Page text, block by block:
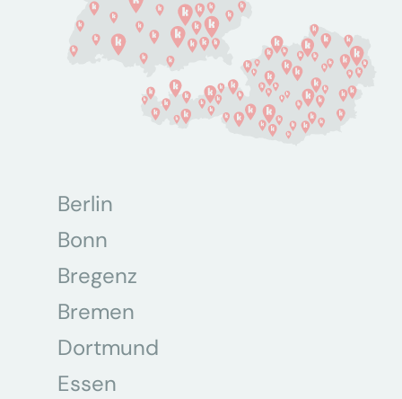
Berlin
Bonn
Bregenz
Bremen
Dortmund
Essen